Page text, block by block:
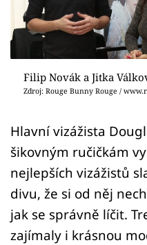
Videa
Sledujte prima+
Přihlášení
Sledujte nás
Filip Novák a Jitka
Zdroj: Rouge Bunny Rouge /
Hlavní vizážista
šikovným ručičkám
nejlepších vizážistů
divu, že si od něj
jak se správně líčit.
zajímaly i krásnou